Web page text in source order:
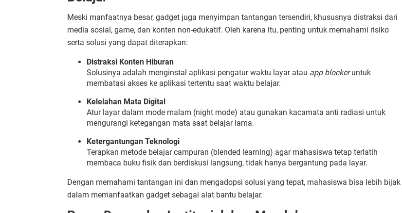
Meski manfaatnya besar, gadget juga menyimpan tantangan tersendiri, khususnya distraksi dari
media sosial, game, dan konten non-edukatif. Oleh karena itu, penting untuk memahami risiko
serta solusi yang dapat diterapkan:
Distraksi Konten Hiburan
Solusinya adalah menginstal aplikasi pengatur waktu layar atau app blockeruntuk
membatasi akses ke aplikasi tertentu saat waktu belajar.
Kelelahan Mata Digital
Atur layar dalam mode malam (night mode) atau gunakan kacamata anti radiasi untuk
mengurangi ketegangan mata saat belajar lama.
Ketergantungan Teknologi
Terapkan metode belajar campuran (blended learning) agar mahasiswa tetap terlatih
membaca buku fisik dan berdiskusi langsung, tidak hanya bergantung pada layar.
Dengan memahami tantangan ini dan mengadopsi solusi yang tepat, mahasiswa bisa lebih bijak
dalam memanfaatkan gadget sebagai alat bantu belajar.